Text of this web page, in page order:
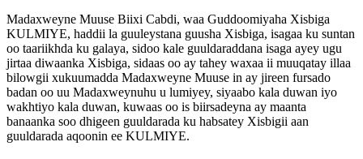
Madaxweyne Muuse Biixi Cabdi, waa Guddoomiyaha Xisbiga
KULMIYE, haddii la guuleystana guusha Xisbiga, isagaa ku suntan
oo taariikhda ku galaya, sidoo kale guuldaraddana isaga ayey ugu
jirtaa diwaanka Xisbiga, sidaas oo ay tahey waxaa ii muuqatay illaa
bilowgii xukuumadda Madaxweyne Muuse in ay jireen fursado
badan oo uu Madaxweynuhu u lumiyey, siyaabo kala duwan iyo
wakhtiyo kala duwan, kuwaas oo is biirsadeyna ay maanta
banaanka soo dhigeen guuldarada ku habsatey Xisbigii aan
guuldarada aqoonin ee KULMIYE.